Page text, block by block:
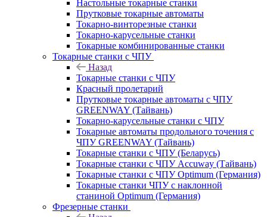
Настольные токарные станки
Прутковые токарные автоматы
Токарно-винторезные станки
Токарно-карусельные станки
Токарные комбинированные станки
Токарные станки с ЧПУ
Назад
Токарные станки с ЧПУ
Красный пролетарий
Прутковые токарные автоматы с ЧПУ
GREENWAY (Тайвань)
Токарно-карусельные станки с ЧПУ
Токарные автоматы продольного точения с
ЧПУ GREENWAY (Тайвань)
Токарные станки с ЧПУ (Беларусь)
Токарные станки с ЧПУ Accuway (Тайвань)
Токарные станки с ЧПУ Optimum (Германия)
Токарные станки ЧПУ с наклонной
станиной Optimum (Германия)
Фрезерные станки